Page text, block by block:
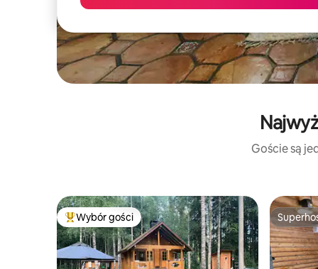
Goście są
Najpopularniejsze z kategorii Wybór gości
Wybór gości